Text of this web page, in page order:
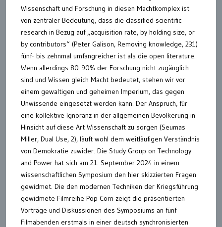
Wissenschaft und Forschung in diesen Machtkomplex ist
von zentraler Bedeutung, dass die classified scientific
research in Bezug auf „acquisition rate, by holding size, or
by contributors“ (Peter Galison, Removing knowledge, 231)
fünf- bis zehnmal umfangreicher ist als die open literature.
Wenn allerdings 80-90% der Forschung nicht zugänglich
sind und Wissen gleich Macht bedeutet, stehen wir vor
einem gewaltigen und geheimen Imperium, das gegen
Unwissende eingesetzt werden kann. Der Anspruch, für
eine kollektive Ignoranz in der allgemeinen Bevölkerung in
Hinsicht auf diese Art Wissenschaft zu sorgen (Seumas
Miller, Dual Use, 2), läuft wohl dem weitläufigen Verständnis
von Demokratie zuwider. Die Study Group on Technology
and Power hat sich am 21. September 2024 in einem
wissenschaftlichen Symposium den hier skizzierten Fragen
gewidmet. Die den modernen Techniken der Kriegsführung
gewidmete Filmreihe Pop Corn zeigt die präsentierten
Vorträge und Diskussionen des Symposiums an fünf
Filmabenden erstmals in einer deutsch synchronisierten